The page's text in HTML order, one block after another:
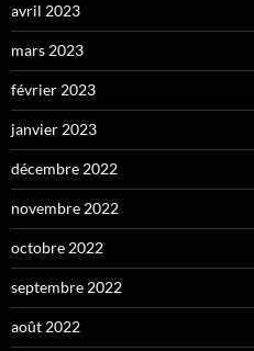
avril 2023
mars 2023
février 2023
janvier 2023
décembre 2022
novembre 2022
octobre 2022
septembre 2022
août 2022